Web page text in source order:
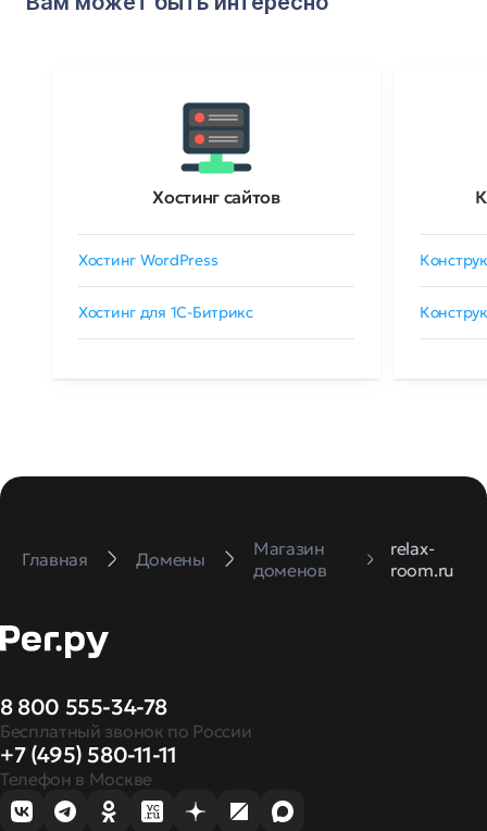
Хостинг сайтов
Хостинг WordPress
Хостинг для 1C-Битрикс
Главная Домены
Магазин
доменов
relax-
room.ru
8 800 555-34-78
Бесплатный звонок по России
+7 (495) 580-11-11
Телефон в Москве